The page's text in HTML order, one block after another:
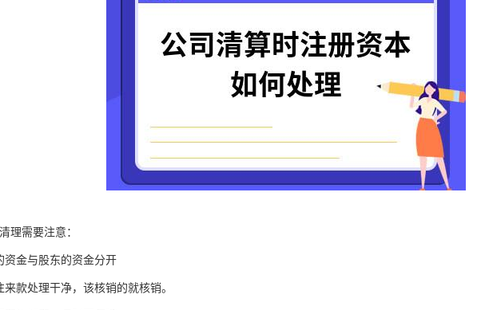
理需要注意：
资金与股东的资金分开
来款处理干净，该核销的就核销。